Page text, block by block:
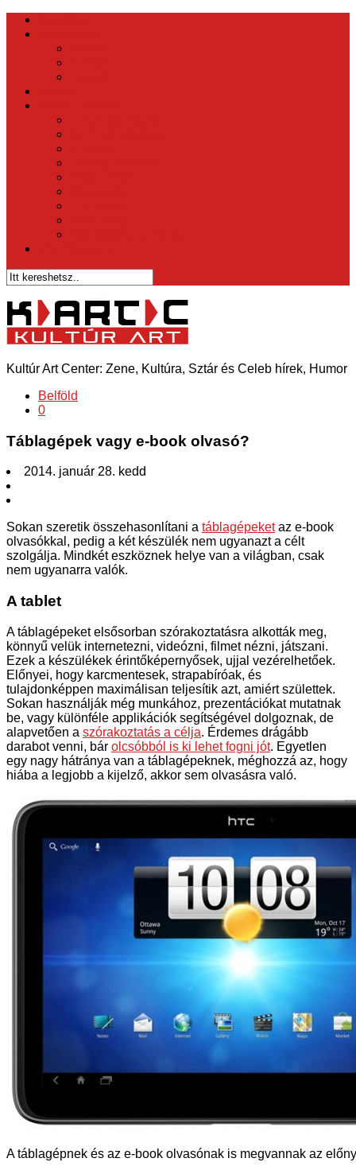
Kultúr Art Center: Zene, Kultúra, Sztár és Celeb hírek, Humor
Belföld
0
Táblagépek vagy e-book olvasó?
2014. január 28. kedd
Sokan szeretik összehasonlítani a táblagépeketaz e-book
olvasókkal, pedig a két készülék nem ugyanazt a célt
szolgálja. Mindkét eszköznek helye van a világban, csak
nem ugyanarra valók.
A tablet
A táblagépeket elsősorban szórakoztatásra alkották meg,
könnyű velük internetezni, videózni, filmet nézni, játszani.
Ezek a készülékek érintőképernyősek, ujjal vezérelhetőek.
Előnyei, hogy karcmentesek, strapabíróak, és
tulajdonképpen maximálisan teljesítik azt, amiért születtek.
Sokan használják még munkához, prezentációkat mutatnak
be, vagy különféle applikációk segítségével dolgoznak, de
alapvetően a szórakoztatás a célja. Érdemes drágább
darabot venni, bár olcsóbból is ki lehet fogni jót. Egyetlen
egy nagy hátránya van a táblagépeknek, méghozzá az, hogy
hiába a legjobb a kijelző, akkor sem olvasásra való.
A táblagépnek és az e-book olvasónak is megvannak az